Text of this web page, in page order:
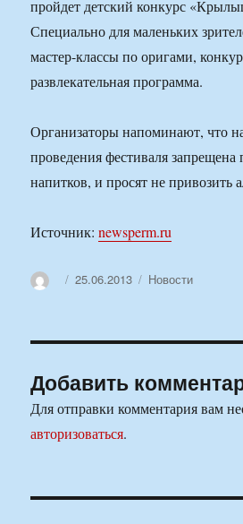
пройдет детский конкурс
Специально для маленьких
мастер-классы по оригами,
развлекательная программа.
Организаторы напоминают, что
проведения фестиваля
напитков, и просят не привозить
Источник:newsperm.ru
АвторОпубликовано
25.06.2013 Рубрики
Новости
Добавить
Для отправки комментария вам
авторизоваться.